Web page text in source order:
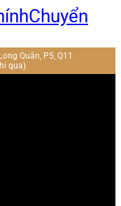
Chuyển
Quân, P5, Q11
qua)